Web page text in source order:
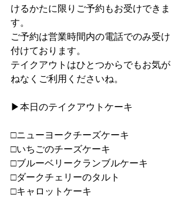
けるかたに限りご予約もお受けできま
す。
ご予約は営業時間内の電話でのみ受け
付けております。
テイクアウトはひとつからでもお気が
ねなくご利用くださいね。
▶︎本日のテイクアウトケーキ
□ニューヨークチーズケーキ
□いちごのチーズケーキ
□ブルーベリークランブルケーキ
□ダークチェリーのタルト
□キャロットケーキ